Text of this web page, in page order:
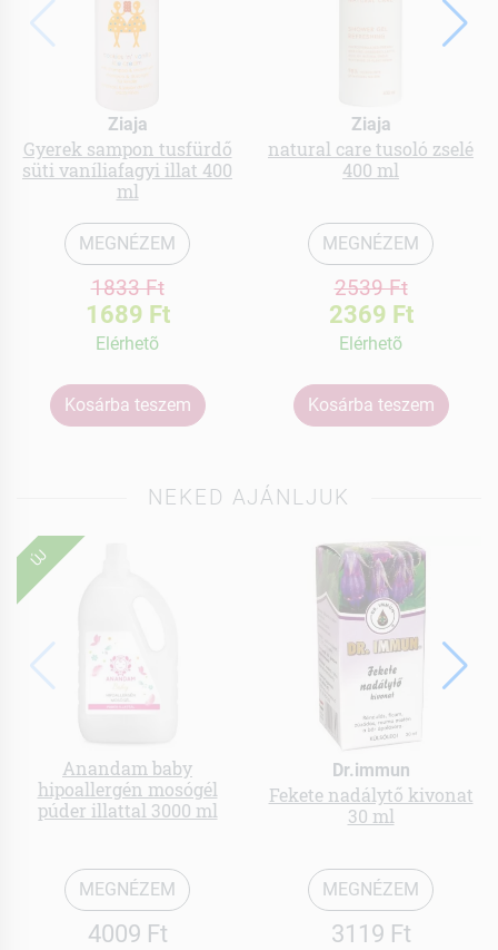
Ziaja
Gyerek sampon tusfürdő
süti vaníliafagyi illat 400
ml
MEGNÉZEM
1833 Ft
1689 Ft
Elérhetõ
Kosárba teszem
Ziaja
natural care tusoló zselé
400 ml
MEGNÉZEM
2539 Ft
2369 Ft
Elérhetõ
Kosárba teszem
NEKED AJÁNLJUK
ÚJ
Anandam baby
hipoallergén mosógél
púder illattal 3000 ml
MEGNÉZEM
4009 Ft
Dr.immun
Fekete nadálytő kivonat
30 ml
MEGNÉZEM
3119 Ft